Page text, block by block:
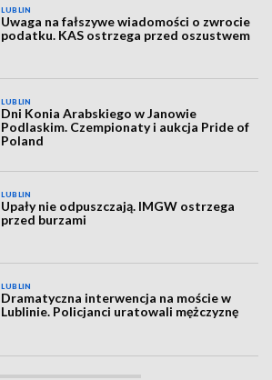
LUBLIN
Uwaga na fałszywe wiadomości o zwrocie
podatku. KAS ostrzega przed oszustwem
LUBLIN
Dni Konia Arabskiego w Janowie
Podlaskim. Czempionaty i aukcja Pride of
Poland
LUBLIN
Upały nie odpuszczają. IMGW ostrzega
przed burzami
LUBLIN
Dramatyczna interwencja na moście w
Lublinie. Policjanci uratowali mężczyznę